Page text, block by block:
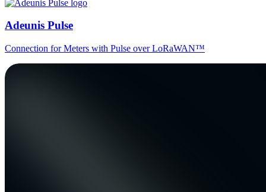
Adeunis Pulse
Connection for Meters with Pulse over LoRaWAN™